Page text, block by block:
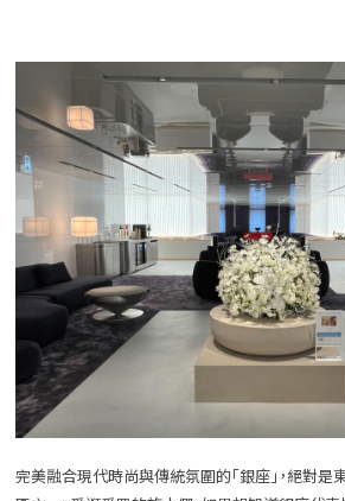
完美融合現代時尚與傳統氛圍的「銀座」，絕對